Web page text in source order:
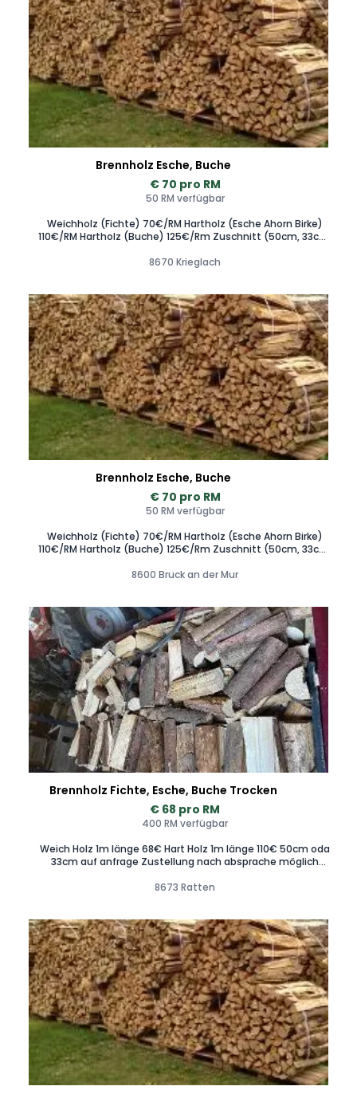
Brennholz Esche, Buche
€ 70 pro RM
50 RM verfügbar
Weichholz (Fichte) 70€/RM Hartholz (Esche Ahorn Birke)
110€/RM Hartholz (Buche) 125€/Rm Zuschnitt (50cm, 33cm,
St.Barbara Hönigsberg Wartberg Allerheiligen Mürzsteg
Liebenau Andritz Stattegg Hartberg Rohrbach Pöllau
Waldbach Mönichwald Fischbach Birkfeld Anger Weiz
Trattenbach Gloggnitz Wr. Neustadt Neukirchen Traiskirchen
Guntramsdorf Baden Wien möglich. 0 6 6 4 1 5 9 4 6 0 0
Scheitholz Hartholz Weichholz Feuerholz Kaminholz
8670 Krieglach
Brennholz Esche, Buche
€ 70 pro RM
50 RM verfügbar
Weichholz (Fichte) 70€/RM Hartholz (Esche Ahorn Birke)
110€/RM Hartholz (Buche) 125€/Rm Zuschnitt (50cm, 33cm,
St.Barbara Hönigsberg Wartberg Allerheiligen Mürzsteg
Liebenau Andritz Stattegg Hartberg Rohrbach Pöllau
Waldbach Mönichwald Fischbach Birkfeld Anger Weiz
Trattenbach Gloggnitz Wr. Neustadt Neukirchen Traiskirchen
Guntramsdorf Baden Wien möglich. 0 6 6 4 1 5 9 4 6 0 0
Scheitholz Hartholz Weichholz Feuerholz Kaminholz
8600 Bruck an der Mur
Brennholz Fichte, Esche, Buche Trocken
€ 68 pro RM
400 RM verfügbar
Weich Holz 1m länge 68€ Hart Holz 1m länge 110€ 50cm oda
33cm auf anfrage Zustellung nach absprache möglich
8673 Ratten